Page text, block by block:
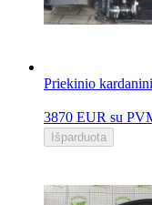
Priekinio
3870 EUR su
Išparduota